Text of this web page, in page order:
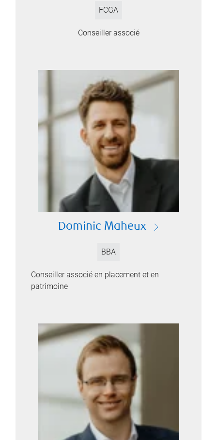
FCGA
Conseiller associé
Dominic Maheux
BBA
Conseiller associé en placement et en
patrimoine